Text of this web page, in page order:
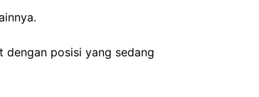
dengan posisi yang sedang